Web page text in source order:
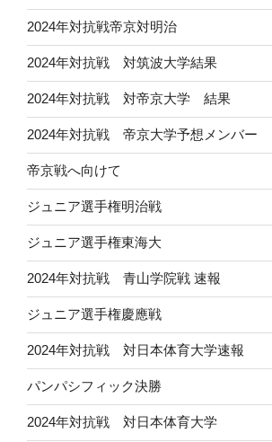
2024年対抗戦帝京対明治
2024年対抗戦 対筑波大学結果
2024年対抗戦 対帝京大学 結果
2024年対抗戦 帝京大学予想メンバー
帝京戦へ向けて
ジュニア選手権明治戦
ジュニア選手権東海大
2024年対抗戦 青山学院戦 速報
ジュニア選手権慶應戦
2024年対抗戦 対日本体育大学速報
パンパシフィック決勝
2024年対抗戦 対日本体育大学